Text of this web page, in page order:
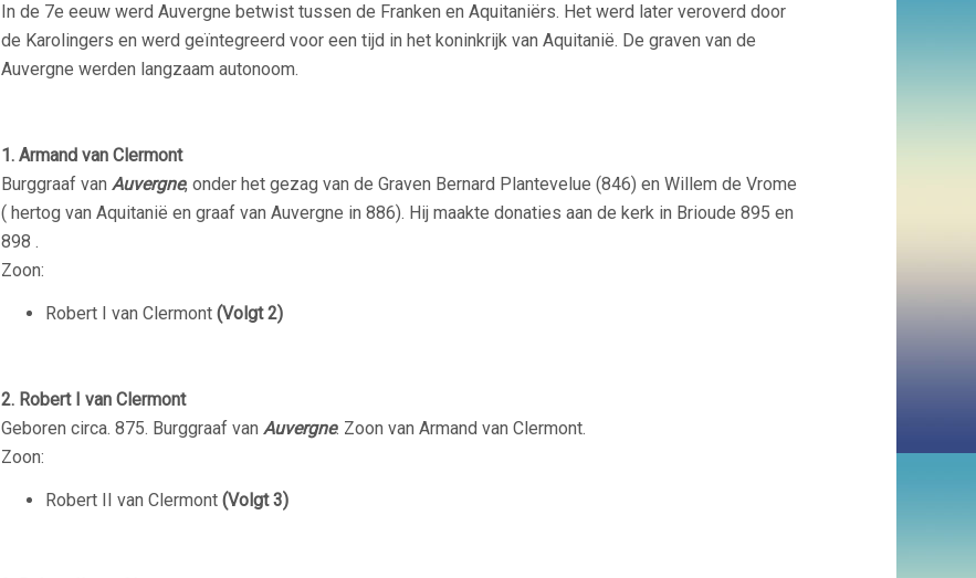
In de 7e eeuw werd Auvergne betwist tussen de Franken en Aquitaniërs. Het werd later veroverd door
de Karolingers en werd geïntegreerd voor een tijd in het koninkrijk van Aquitanië. De graven van de
Auvergne werden langzaam autonoom.
1. Armand van Clermont
Burggraaf van Auvergne, onder het gezag van de Graven Bernard Plantevelue (846) en Willem de Vrome
( hertog van Aquitanië en graaf van Auvergne in 886). Hij maakte donaties aan de kerk in Brioude 895 en
898 .
Zoon:
Robert I van Clermont (Volgt 2)
2. Robert I van Clermont
Geboren circa. 875. Burggraaf van Auvergne. Zoon van Armand van Clermont.
Zoon:
Robert II van Clermont (Volgt 3)